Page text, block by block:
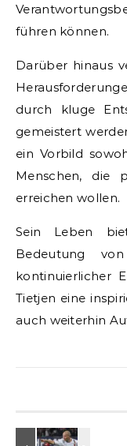
führen können.
Darüber hinaus
durch kluge
gemeistert
ein Vorbild
Menschen, die
erreichen wollen.
Sein Leben
Bedeutung
kontinuierlicher
Tietjen eine
auch weiterhin